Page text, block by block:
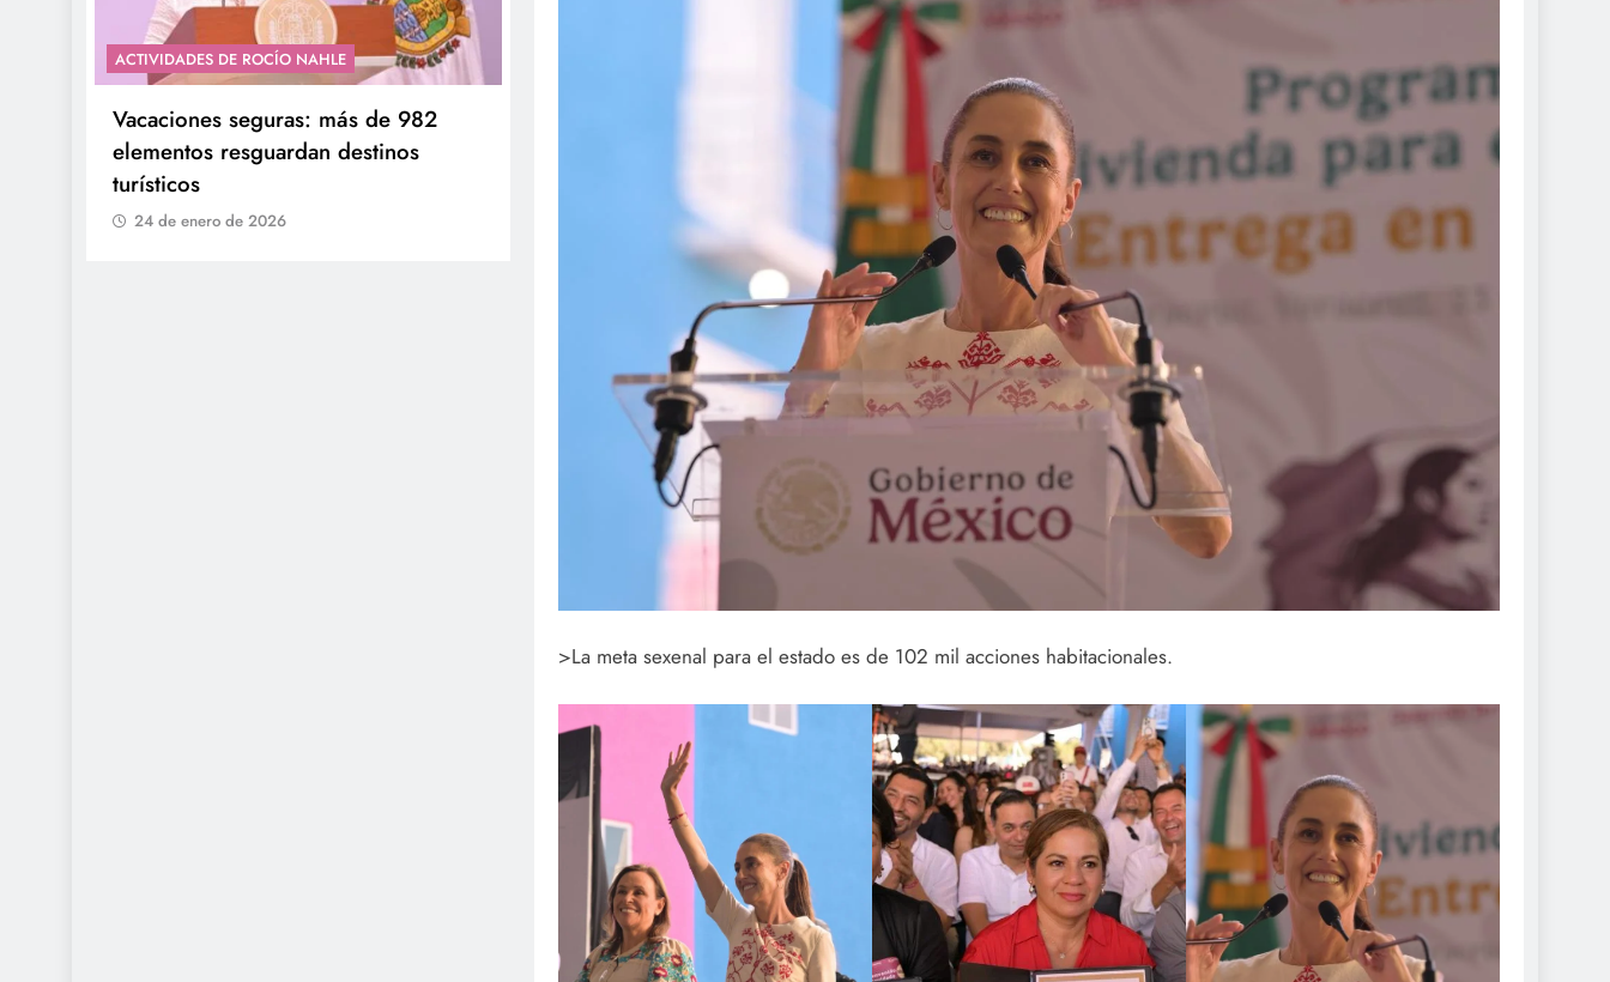
ACTIVIDADES DE ROCÍO NAHLE
Entrega Gobernadora 5 mil apoyos a
la Palabra y a la Familia
24 de enero de 2026
Vacaciones seguras: más de 982
24 de enero de 2026
>La meta sexenal para el estado es de 102 mil acciones habitacionales.